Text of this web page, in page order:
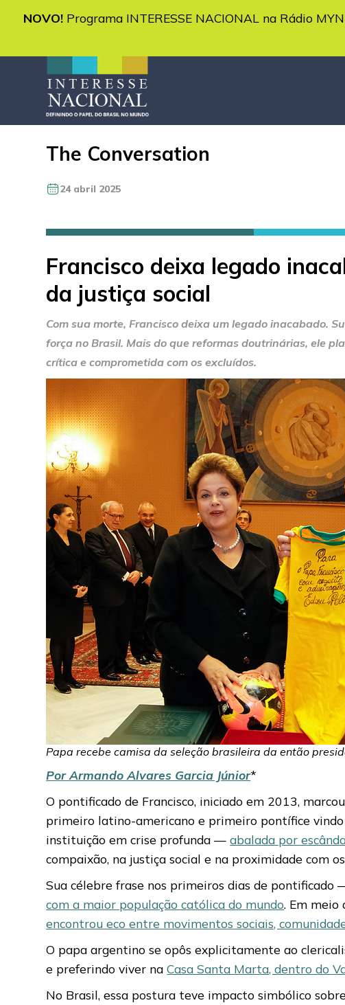
NOVO! Programa INTERESSE NACIONAL na Rádio
The Conversation
24 abril 2025
Francisco deixa legado
da justiça social
Com sua morte, Francisco deixa um legado inacabado.
força no Brasil. Mais do que reformas doutrinárias, ele
crítica e comprometida com os excluídos.
Papa recebe camisa da seleção brasileira da então
Por Armando Alvares Garcia Júnior*
O pontificado de Francisco, iniciado em 2013,
primeiro latino-americano e primeiro pontífice vindo
instituição em crise profunda —abalada por
compaixão, na justiça social e na proximidade com
Sua célebre frase nos primeiros dias de pontificado
com a maior população católica do mundo. Em meio
encontrou eco entre movimentos sociais,
O papa argentino se opôs explicitamente ao
e preferindo viver naCasa Santa Marta, dentro do
No Brasil, essa postura teve impacto simbólico